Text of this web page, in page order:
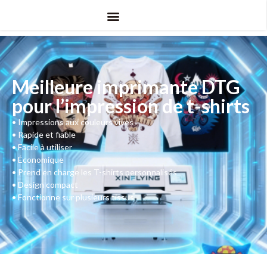
Meilleure imprimante DTG
pour l’impression de t-shirts
• Impressions aux couleurs vives
• Rapide et fiable
•Facile à utiliser
• Économique
• Prend en charge les T-shirts personnalisés
• Design compact
•Fonctionne sur plusieurs tissus